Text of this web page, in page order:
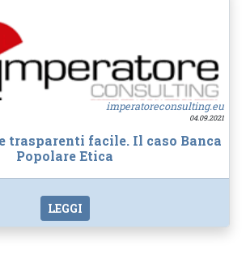
imperatoreconsulting.eu
04.09.2021
trasparenti facile. Il caso Banca
Popolare Etica
LEGGI